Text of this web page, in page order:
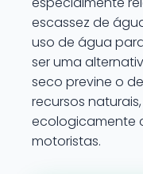
escassez de
uso de água
ser uma
seco previne o
recursos
ecologicamente
motoristas.